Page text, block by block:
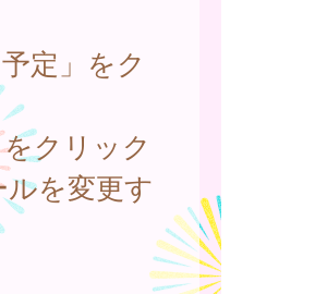
定」をク
クリック
を変更す